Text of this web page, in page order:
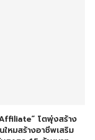
โตพุ่งสร้าง
หมสร้างอาชีพเสริม